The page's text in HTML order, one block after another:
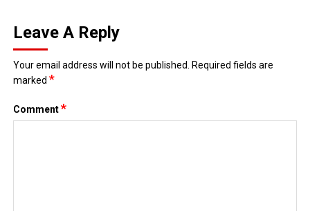
Leave A Reply
Your email address will not be published. Required fields are
marked*
Comment*